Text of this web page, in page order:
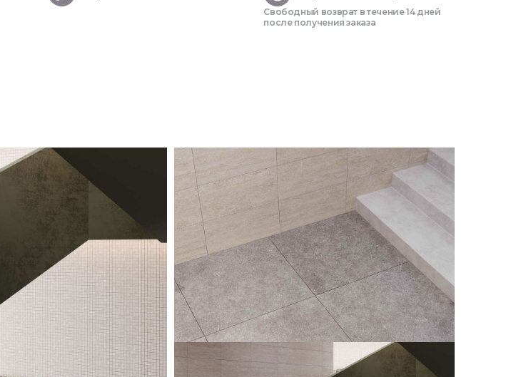
Свободный возврат в течение 14 дней
после получения заказа